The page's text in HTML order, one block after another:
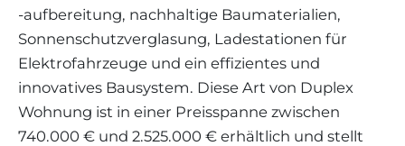
-aufbereitung, nachhaltige Baumaterialien,
Sonnenschutzverglasung, Ladestationen für
Elektrofahrzeuge und ein effizientes und
innovatives Bausystem. Diese Art von Duplex
Wohnung ist in einer Preisspanne zwischen
740.000 € und 2.525.000 € erhältlich und stellt